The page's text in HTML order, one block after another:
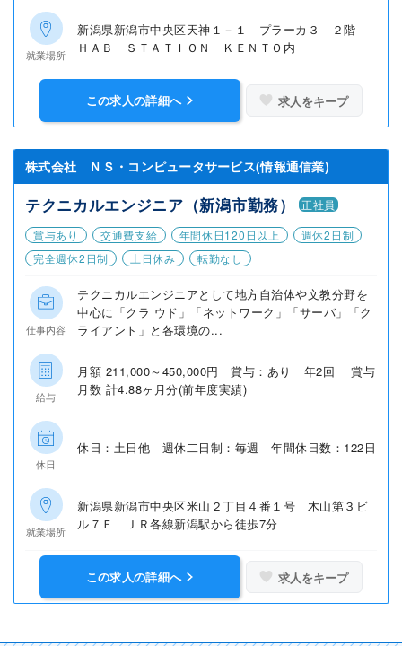
就業場所
新潟県新潟市中央区天神１－１ プラーカ３ ２階
ＨＡＢ ＳＴＡＴＩＯＮ ＫＥＮＴＯ内
この求人の詳細へ 求人をキープ
株式会社 ＮＳ・コンピュータサービス(情報通信業)
テクニカルエンジニア（新潟市勤務）
正社員
賞与あり
交通費支給 年間休日120日以上
週休2日制
完全週休2日制
土日休み 転勤なし
仕事内容
テクニカルエンジニアとして地方自治体や文教分野を
中心に「クラ ウド」「ネットワーク」「サーバ」「ク
ライアント」と各環境の...
給与
月額 211,000～450,000円 賞与：あり 年2回 賞与
月数 計4.88ヶ月分(前年度実績)
休日
休日：土日他 週休二日制：毎週 年間休日数：122日
就業場所
新潟県新潟市中央区米山２丁目４番１号 木山第３ビ
ル７Ｆ ＪＲ各線新潟駅から徒歩7分
この求人の詳細へ 求人をキープ